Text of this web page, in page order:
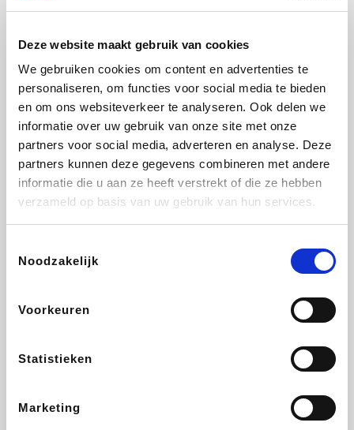
Deze website maakt gebruik van cookies
We gebruiken cookies om content en advertenties te
personaliseren, om functies voor social media te bieden
en om ons websiteverkeer te analyseren. Ook delen we
informatie over uw gebruik van onze site met onze
partners voor social media, adverteren en analyse. Deze
partners kunnen deze gegevens combineren met andere
informatie die u aan ze heeft verstrekt of die ze hebben
verzameld op basis van uw gebruik van hun services.
Noodzakelijk
Voorkeuren
Statistieken
Marketing
Vidaxl Lampenlicht.be Plopsa Adidas
All Accor
DectDirect
SupraBazar